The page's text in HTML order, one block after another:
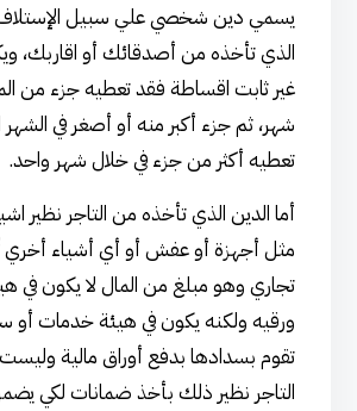
يسمي دين شخصي علي سبيل الإستلاف
الذي تأخذه من أصدقائك أو اقاربك،
غير ثابت اقساطة فقد تعطيه جزء من
شهر، ثم جزء أكبر منه أو أصغر في الشهر
تعطيه أكثر من جزء في خلال شهر واحد.
أما الدين الذي تأخذه من التاجر نظير
مثل أجهزة أو عفش أو أي أشياء
تجاري وهو مبلغ من المال لا يكون في
ورقيه ولكنه يكون في هيئة خدمات أو
تقوم بسدادها بدفع أوراق مالية
التاجر نظير ذلك بأخذ ضمانات لكي